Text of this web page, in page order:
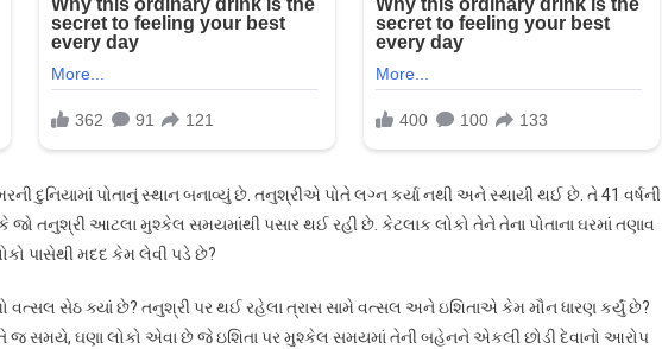
દુનિયામાં પોતાનું સ્થાન બનાવ્યું છે. તનુશ્રીએ પોતે લગ્ન કર્યા નથી અને સ્થાયી થઈ છે. તે 41 વર્ષની
જો તનુશ્રી આટલા મુશ્કેલ સમયમાંથી પસાર થઈ રહી છે. કેટલાક લોકો તેને તેના પોતાના ઘરમાં તણાવ
પાસેથી મદદ કેમ લેવી પડે છે?
વત્સલ સેઠ ક્યાં છે? તનુશ્રી પર થઈ રહેલા ત્રાસ સામે વત્સલ અને ઇશિતાએ કેમ મૌન ધારણ કર્યું છે?
જ સમયે, ઘણા લોકો એવા છે જે ઇશિતા પર મુશ્કેલ સમયમાં તેની બહેનને એકલી છોડી દેવાનો આરોપ